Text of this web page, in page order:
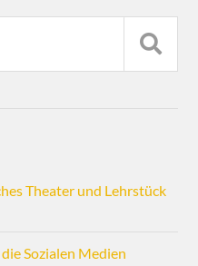
Theater und Lehrstück
Sozialen Medien